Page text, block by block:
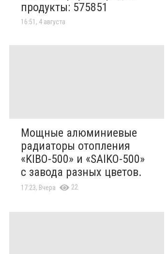
продукты: 575851
16:51, 4 августа
Мощные алюминиевые
радиаторы отопления
«KIBO-500» и «SAIKO-500»
с завода разных цветов.
17:23, Вчера 22